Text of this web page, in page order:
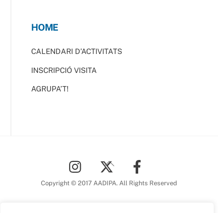
HOME
CALENDARI D’ACTIVITATS
INSCRIPCIÓ VISITA
AGRUPA’T!
To
Top
Copyright © 2017 AADIPA. All Rights Reserved